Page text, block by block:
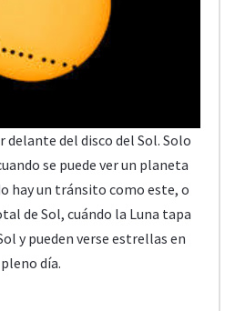
delante del disco del Sol. Solo
se puede ver un planeta
hay un tránsito como este, o
de Sol, cuándo la Luna tapa
y pueden verse estrellas en
pleno día.